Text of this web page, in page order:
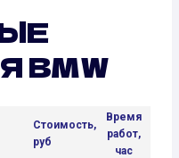
BMW
Стоимость,
руб
Время
работ,
час